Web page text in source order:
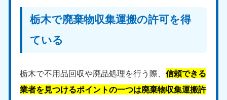
栃木で廃棄物収集運搬の許可を得
ている
栃木で不用品回収や廃品処理を行う際、信頼できる
業者を見つけるポイントの一つは廃棄物収集運搬許